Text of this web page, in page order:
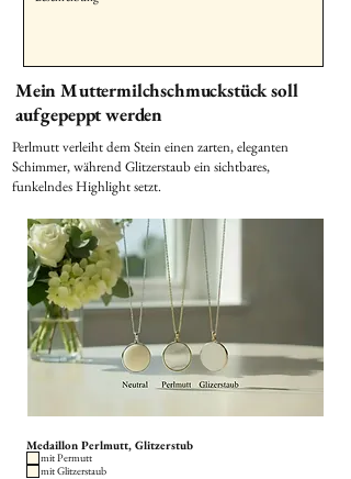
Mein Muttermilchschmuckstück soll
aufgepeppt werden
Perlmutt verleiht dem Stein einen zarten, eleganten
Schimmer, während Glitzerstaub ein sichtbares,
funkelndes Highlight setzt.
Medaillon Perlmutt, Glitzerstub
mit Permutt
mit Glitzerstaub